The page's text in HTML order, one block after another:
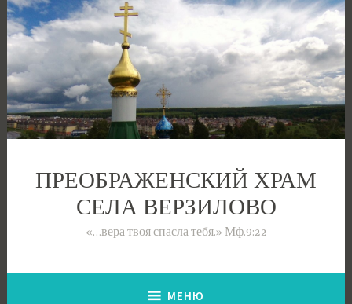
Перейти
к
содержимому
ПРЕОБРАЖЕНСКИЙ ХРАМ
СЕЛА ВЕРЗИЛОВО
«…вера твоя спасла тебя.» Мф.9:22
МЕНЮ